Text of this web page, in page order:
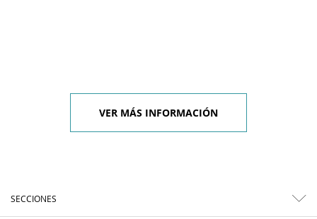
VER MÁS INFORMACIÓN
SECCIONES